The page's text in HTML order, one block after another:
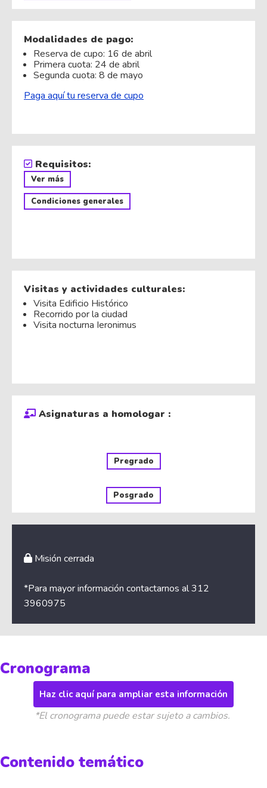
Modalidades de pago:
Reserva de cupo: 16 de abril
Primera cuota: 24 de abril
Segunda cuota: 8 de mayo
Paga aquí tu reserva de cupo
Requisitos:
Ver más
Condiciones generales
Visitas y actividades culturales:
Visita Edificio Histórico
Recorrido por la ciudad
Visita nocturna Ieronimus
Asignaturas a homologar :
Pregrado
Posgrado
Misión cerrada
*Para mayor información contactarnos al 312
3960975
Cronograma
Haz clic aquí para ampliar esta información
*El cronograma puede estar sujeto a cambios.
Contenido temático